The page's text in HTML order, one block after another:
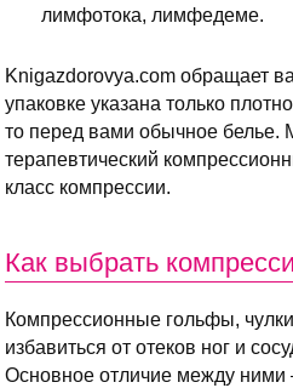
лимфотока, лимфедеме.
Knigazdorovya.com обращает
упаковке указана только
то перед вами обычное белье.
терапевтический
класс компрессии.
Как выбрать
Компрессионные гольфы, чулки
избавиться от отеков ног и
Основное отличие между